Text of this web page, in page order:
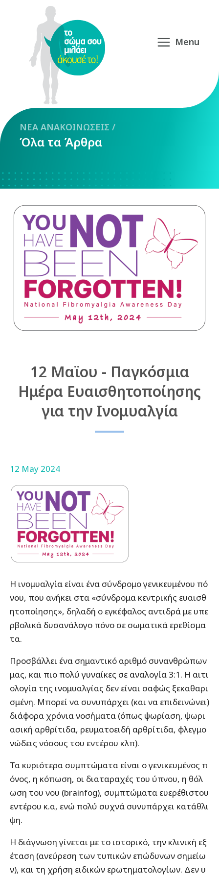
NEA ΑΝΑΚΟΙΝΩΣΕΙΣ /
Όλα τα Άρθρα
12 Μαϊου - Παγκόσμια
Ημέρα Ευαισθητοποίησης
για την Ινομυαλγία
12 May 2024
Η ινομυαλγία είναι ένα σύνδρομο γενικευμένου πό
νου, που ανήκει στα «σύνδρομα κεντρικής ευαισθ
ητοποίησης», δηλαδή ο εγκέφαλος αντιδρά με υπε
ρβολικά δυσανάλογο πόνο σε σωματικά ερεθίσμα
τα.
Προσβάλλει ένα σημαντικό αριθμό συνανθρώπων
μας, και πιο πολύ γυναίκες σε αναλογία 3:1. Η αιτι
ολογία της ινομυαλγίας δεν είναι σαφώς ξεκαθαρι
σμένη. Μπορεί να συνυπάρχει (και να επιδεινώνει)
διάφορα χρόνια νοσήματα (όπως ψωρίαση, ψωρι
ασική αρθρίτιδα, ρευματοειδή αρθρίτιδα, φλεγμο
νώδεις νόσους του εντέρου κλπ).
Τα κυριότερα συμπτώματα είναι ο γενικευμένος π
όνος, η κόπωση, οι διαταραχές του ύπνου, η θόλ
ωση του νου (brainfog), συμπτώματα ευερέθιστου
εντέρου κ.α, ενώ πολύ συχνά συνυπάρχει κατάθλι
ψη.
Η διάγνωση γίνεται με το ιστορικό, την κλινική εξ
έταση (ανεύρεση των τυπικών επώδυνων σημείω
ν), και τη χρήση ειδικών ερωτηματολογίων. Δεν υ